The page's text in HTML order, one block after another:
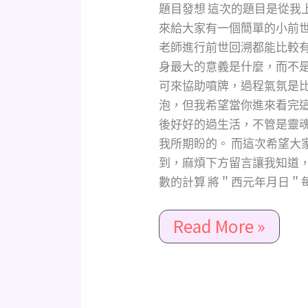
題目發想 這次的題目是從我
來給大家有一個簡單的小前
老師進行前世回溯都能比較
身最大的意義是什麼，而不
可來協助噴牌，過程氣氛是
泡，但我希望當你進來看完
後好好的過生活，不管是靈
我所期盼的。 而這次希望
到，麻煩下方留言讓我知道
數的計算 將＂西元年月日
什
麼?
戀
與
製
作
人
包
裝
7
1(不
限
Read More »